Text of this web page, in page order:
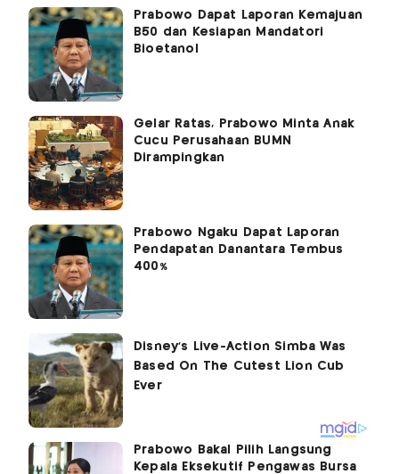
Prabowo Dapat Laporan Kemajuan
B50 dan Kesiapan Mandatori
Bioetanol
Gelar Ratas, Prabowo Minta Anak
Cucu Perusahaan BUMN
Dirampingkan
Prabowo Ngaku Dapat Laporan
Pendapatan Danantara Tembus
400%
Prabowo Bakal Pilih Langsung
Kepala Eksekutif Pengawas Bursa